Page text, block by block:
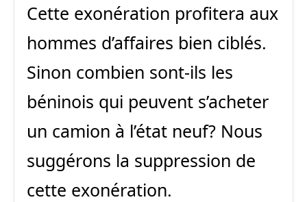
Cette exonération profitera aux
hommes d’affaires bien ciblés.
Sinon combien sont-ils les
béninois qui peuvent s’acheter
un camion à l’état neuf? Nous
suggérons la suppression de
cette exonération.